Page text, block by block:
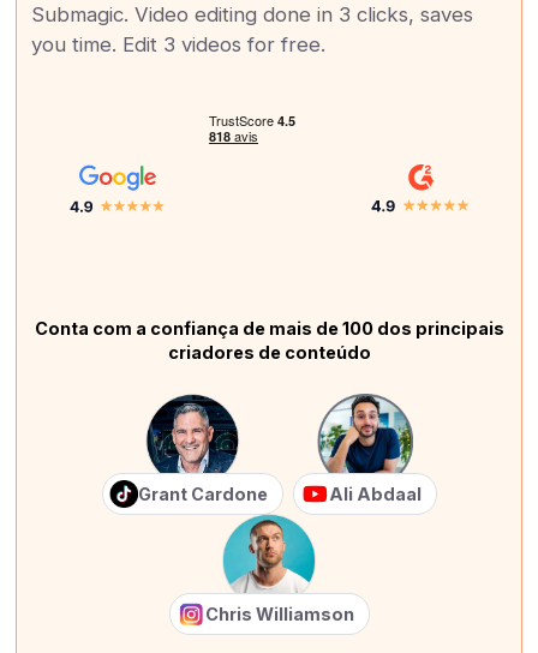
Submagic. Video editing done in 3 clicks, saves
you time. Edit 3 videos for free.
Conta com a confiança de mais de 100 dos principais
criadores de conteúdo
Grant Cardone Ali Abdaal
Chris Williamson